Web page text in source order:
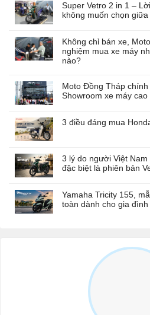
Super Vetro 2 in 1 –
không muốn chọn
Không chỉ bán xe,
nghiệm mua xe máy
nào?
Moto Đồng Tháp
Showroom xe máy cao
3 điều đáng mua
3 lý do người Việt Nam
đặc biệt là phiên bản
Yamaha Tricity 155,
toàn dành cho gia đình